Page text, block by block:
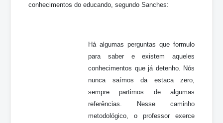
conhecimentos do educando, segundo Sanches:
Há algumas perguntas que formulo
para saber e existem aqueles
conhecimentos que já detenho. Nós
nunca saímos da estaca zero,
sempre partimos de algumas
referências. Nesse caminho
metodológico, o professor exerce